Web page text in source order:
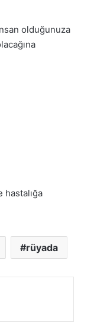
olduğunuza
hastalığa
rüyada